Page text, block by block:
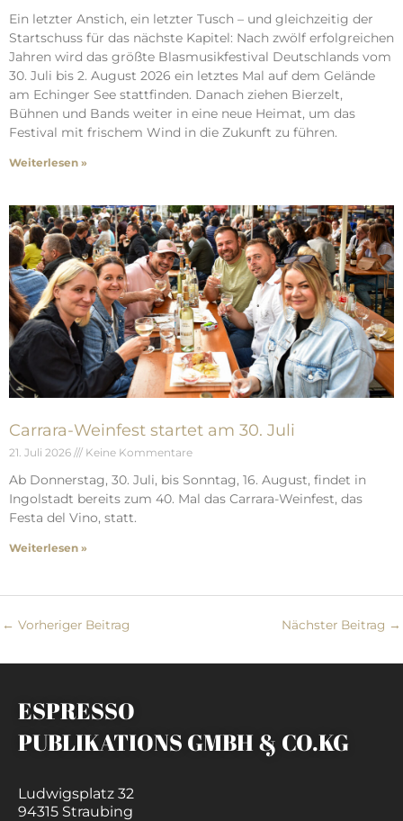
Ein letzter Anstich, ein letzter Tusch – und gleichzeitig der
Startschuss für das nächste Kapitel: Nach zwölf erfolgreichen
Jahren wird das größte Blasmusikfestival Deutschlands vom
30. Juli bis 2. August 2026 ein letztes Mal auf dem Gelände
am Echinger See stattfinden. Danach ziehen Bierzelt,
Bühnen und Bands weiter in eine neue Heimat, um das
Festival mit frischem Wind in die Zukunft zu führen.
Weiterlesen »
Carrara-Weinfest startet am 30. Juli
21. Juli 2026 Keine Kommentare
Ab Donnerstag, 30. Juli, bis Sonntag, 16. August, findet in
Ingolstadt bereits zum 40. Mal das Carrara-Weinfest, das
Festa del Vino, statt.
Weiterlesen »
← Vorheriger Beitrag Nächster Beitrag →
ESPRESSO
PUBLIKATIONS GMBH & CO.KG
Ludwigsplatz 32
94315 Straubing